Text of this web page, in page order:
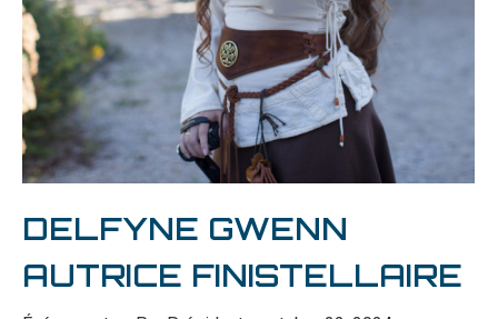
DELFYNE GWENN
AUTRICE FINISTELLAIRE